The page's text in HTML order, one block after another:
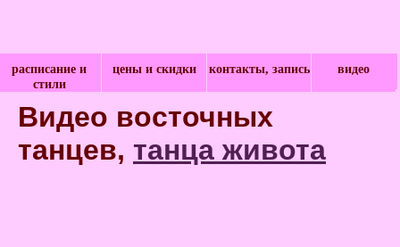
расписание и
стили
цены и скидки контакты, запись видео
Видео восточных
танцев, танца живота